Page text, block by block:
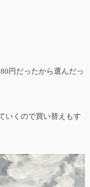
円だったから選んだっ
いくので買い替えもす